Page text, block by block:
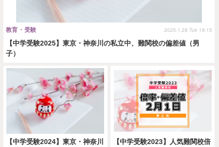
【中学受験2025】東京・神奈川の私立中、難関校の偏差値（男
子）
教育・受験 2025.1.28 Tue 19:15
【中学受験2024】東京・神奈川
【中学受験2023】人気難関校倍